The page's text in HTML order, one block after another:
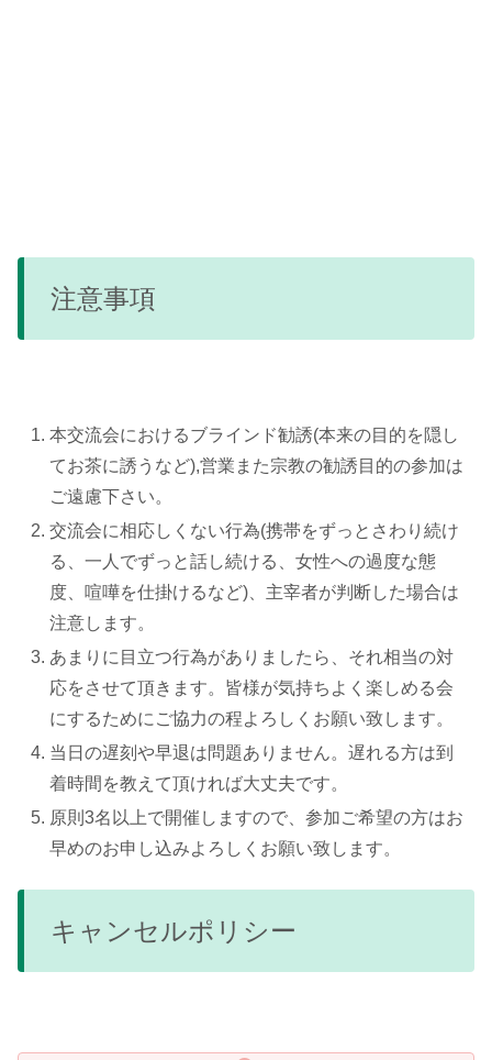
注意事項
本交流会におけるブラインド勧誘(本来の目的を隠し
てお茶に誘うなど),営業また宗教の勧誘目的の参加は
ご遠慮下さい。
交流会に相応しくない行為(携帯をずっとさわり続け
る、一人でずっと話し続ける、女性への過度な態
度、喧嘩を仕掛けるなど)、主宰者が判断した場合は
注意します。
あまりに目立つ行為がありましたら、それ相当の対
応をさせて頂きます。皆様が気持ちよく楽しめる会
にするためにご協力の程よろしくお願い致します。
当日の遅刻や早退は問題ありません。遅れる方は到
着時間を教えて頂ければ大丈夫です。
原則3名以上で開催しますので、参加ご希望の方はお
早めのお申し込みよろしくお願い致します。
キャンセルポリシー